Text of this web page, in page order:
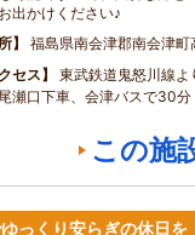
出かけください♪
福島県南会津郡南会津町
セス
東武鉄道鬼怒川線
瀬口下車、会津バスで30分
この施
っくり安らぎの休日を